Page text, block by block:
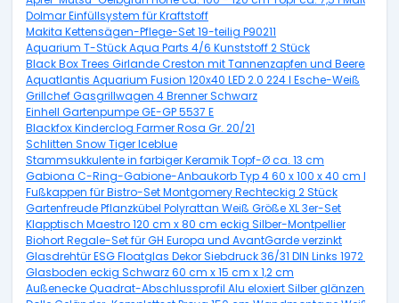
Dolmar Einfüllsystem für Kraftstoff
Makita Kettensägen-Pflege-Set 19-teilig P90211
Aquarium T-Stück Aqua Parts 4/6 Kunststoff 2 Stück
Black Box Trees Girlande Creston mit Tannenzapfen und Beeren
Aquatlantis Aquarium Fusion 120x40 LED 2.0 224 l Esche-Weiß
Grillchef Gasgrillwagen 4 Brenner Schwarz
Einhell Gartenpumpe GE-GP 5537 E
Blackfox Kinderclog Farmer Rosa Gr. 20/21
Schlitten Snow Tiger Iceblue
Stammsukkulente in farbiger Keramik Topf-Ø ca. 13 cm
Gabiona C-Ring-Gabione-Anbaukorb Typ 4 60 x 100 x 40 cm
Fußkappen für Bistro-Set Montgomery Rechteckig 2 Stück
Gartenfreude Pflanzkübel Polyrattan Weiß Größe XL 3er-Set
Klapptisch Maestro 120 cm x 80 cm eckig Silber-Montpellier
Biohort Regale-Set für GH Europa und AvantGarde verzinkt
Glasdrehtür ESG Floatglas Dekor Siebdruck 36/31 DIN Links 1972 x
Glasboden eckig Schwarz 60 cm x 15 cm x 1,2 cm
Außenecke Quadrat-Abschlussprofil Alu eloxiert Silber glänzend 10